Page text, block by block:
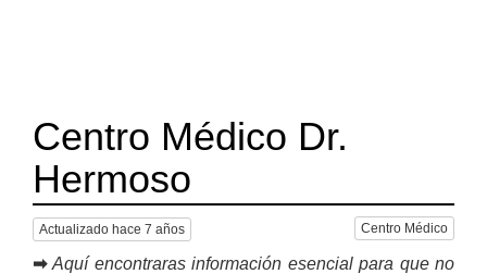
Centro Médico Dr.
Hermoso
Actualizado hace 7 años Centro Médico
➡ Aquí encontraras información esencial para que no